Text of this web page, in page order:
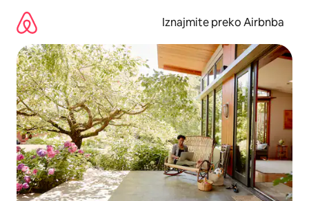
sadržaj
Iznajmite preko Airbnba